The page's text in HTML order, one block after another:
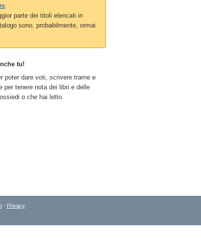
parte dei titoli elencati in
sono, probabilmente, ormai
tu!
poter dare voti, scrivere trame e
per tenere nota dei libri e delle
o che hai letto.
- Privacy